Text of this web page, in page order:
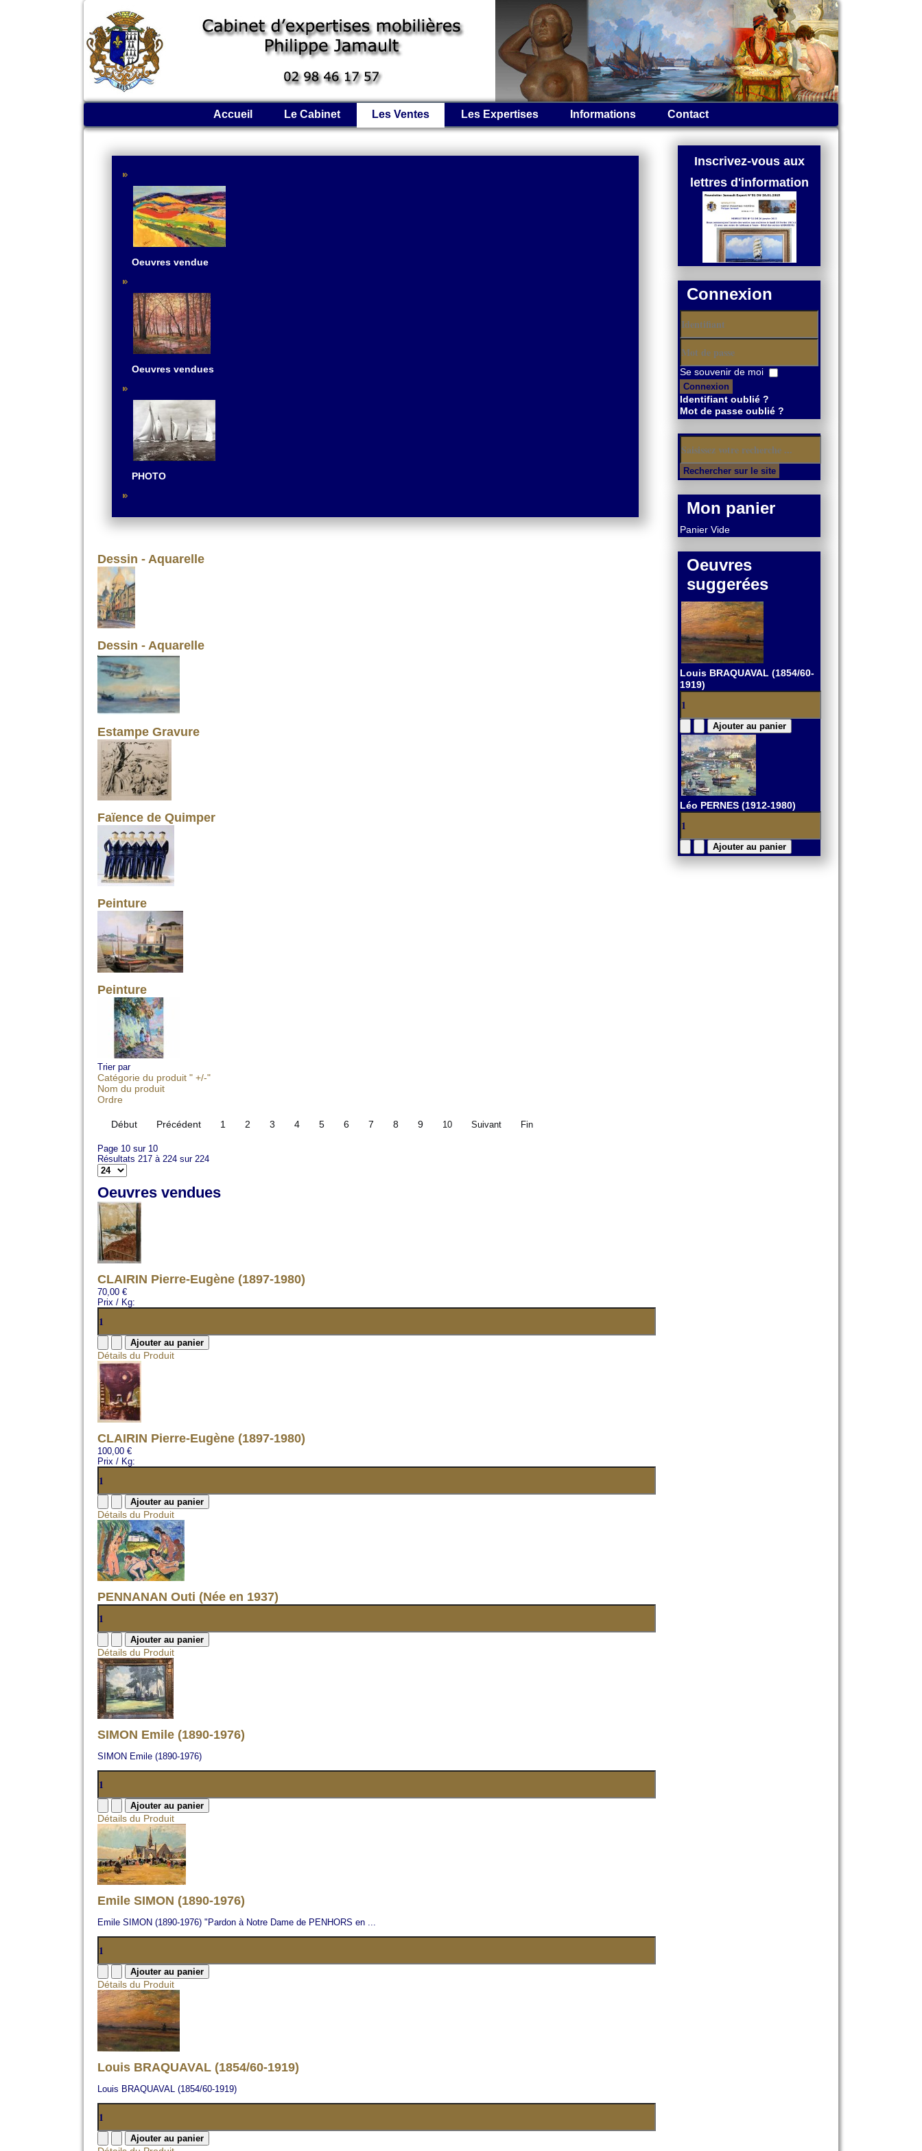
Accueil Le Cabinet Les Ventes Les Expertises Informations Contact
Oeuvres vendue
Oeuvres vendues
PHOTO
Dessin - Aquarelle
Dessin - Aquarelle
Estampe Gravure
Faïence de Quimper
Peinture
Peinture
Trier par
Catégorie du produit " +/-"
Nom du produit
Ordre
Début Précédent 1 2 3 4 5 6 7 8 9 10 Suivant Fin
Page 10 sur 10
Résultats 217 à 224 sur 224
Oeuvres vendues
CLAIRIN Pierre-Eugène (1897-1980)
70,00 €
Prix / Kg:
Détails du Produit
CLAIRIN Pierre-Eugène (1897-1980)
100,00 €
Prix / Kg:
Détails du Produit
PENNANAN Outi (Née en 1937)
Détails du Produit
SIMON Emile (1890-1976)
SIMON Emile (1890-1976)
Détails du Produit
Emile SIMON (1890-1976)
Emile SIMON (1890-1976) "Pardon à Notre Dame de PENHORS en ...
Détails du Produit
Louis BRAQUAVAL (1854/60-1919)
Louis BRAQUAVAL (1854/60-1919)
Inscrivez-vous aux
lettres d'information
Connexion
Mot
de
passe
Se souvenir de moi
Connexion
Identifiant oublié ?
Mot de passe oublié ?
Mon panier
Panier Vide
Oeuvres
suggerées
Louis BRAQUAVAL (1854/60-
1919)
Léo PERNES (1912-1980)